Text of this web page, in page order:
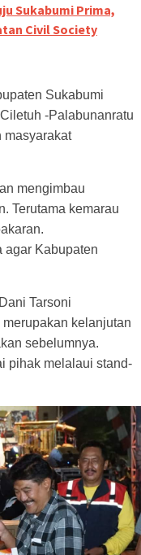
Sukabumi Prima,
Civil Society
Sukabumi
-Palabunanratu
masyarakat
mengimbau
Terutama kemarau
agar Kabupaten
Tarsoni
kelanjutan
sebelumnya.
pihak melalaui stand-